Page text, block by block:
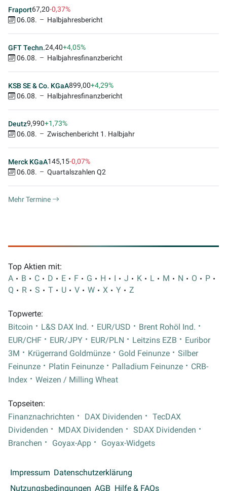
Fraport67,20-0,37%
06.08.
Halbjahresbericht
GFT Techn.24,40+4,05%
06.08.
Halbjahresfinanzbericht
KSB SE & Co. KGaA899,00+4,29%
06.08.
Halbjahresfinanzbericht
Deutz9,990+1,73%
06.08.
Zwischenbericht 1. Halbjahr
Merck KGaA145,15-0,07%
06.08.
Quartalszahlen Q2
Mehr Termine
Top Aktien mit:
A
B C D E F G H I J K L M N O
P
Q
R S T U V W X Y Z
Topwerte:
Bitcoin
L&S DAX Ind. EUR/USD
Brent Rohöl Ind.
EUR/CHF
EUR/JPY EUR/PLN Leitzins EZB
Euribor
3M
Krügerrand Goldmünze Gold Feinunze
Silber
Feinunze
Platin Feinunze Palladium Feinunze
CRB-
Index
Weizen / Milling Wheat
Topseiten:
Finanznachrichten
DAX Dividenden
TecDAX
Dividenden
MDAX Dividenden
SDAX Dividenden
Branchen
Goyax-App Goyax-Widgets
Impressum Datenschutzerklärung
Nutzungsbedingungen AGB Hilfe & FAQs